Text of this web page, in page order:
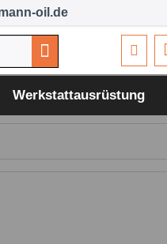
oil.de
Werkstattausrüstung